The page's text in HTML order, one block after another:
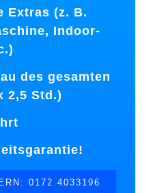
Extras (z. B.
Indoor-
des gesamten
2,5 Std.)
0172 4033196